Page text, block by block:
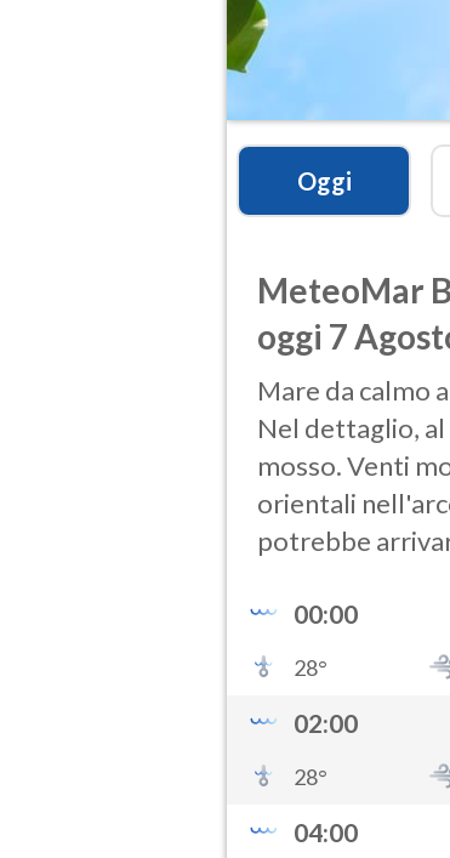
Oggi
MeteoMar
oggi 7
Mare da calmo
Nel dettaglio,
mosso. Venti
orientali
potrebbe
00:00
28°
02:00
28°
04:00